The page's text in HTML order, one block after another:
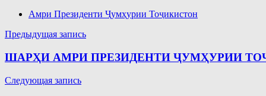
Амри Президенти Ҷумҳурии Тоҷикистон
Навигация
по
записям
Предыдущая запись
ШАРҲИ АМРИ ПРЕЗИДЕНТИ ҶУМҲУРИИ
Следующая запись